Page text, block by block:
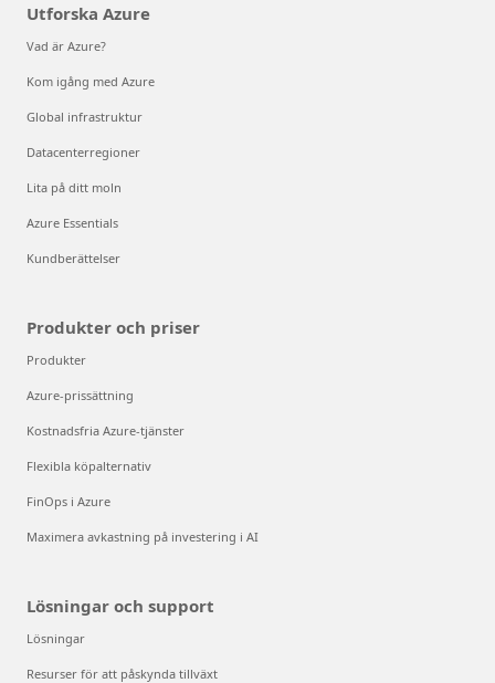
Utforska Azure
Vad är Azure?
Kom igång med Azure
Global infrastruktur
Datacenterregioner
Lita på ditt moln
Azure Essentials
Kundberättelser
Produkter och priser
Produkter
Azure-prissättning
Kostnadsfria Azure-tjänster
Flexibla köpalternativ
FinOps i Azure
Maximera avkastning på investering i AI
Lösningar och support
Lösningar
Resurser för att påskynda tillväxt